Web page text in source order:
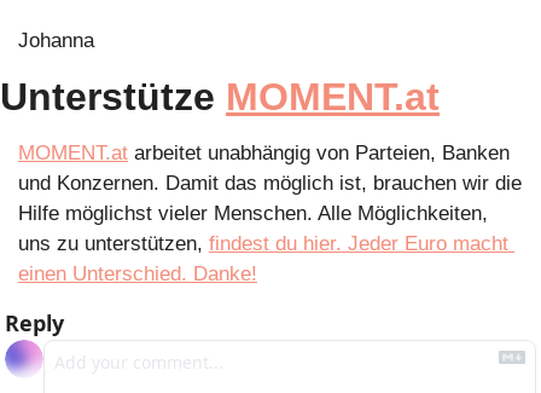
Johanna
Unterstütze MOMENT.at
MOMENT.at arbeitet unabhängig von Parteien, Banken
und Konzernen. Damit das möglich ist, brauchen wir die
Hilfe möglichst vieler Menschen. Alle Möglichkeiten,
uns zu unterstützen, findest du hier. Jeder Euro macht
einen Unterschied. Danke!
Reply